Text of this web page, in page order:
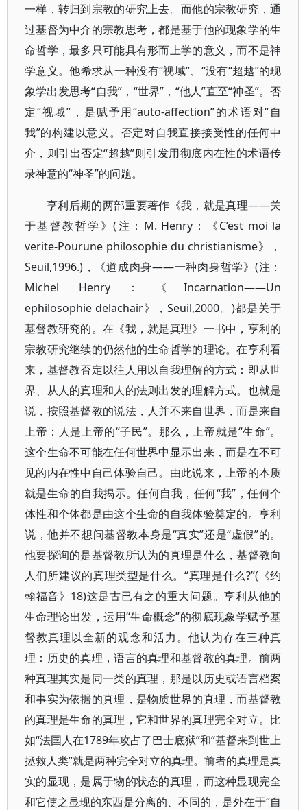
一样，转归到宗教的研究上去。而他的宗教研究，通
过基督为中介的宗教思考，都是基于他的现象学的生
命哲学，最多只可能具有形而上学的意义，而不是神
学意义。他希求从一种没有“视域”、“没有“超越”的现
象学出发思考“自我”，“世界”，“他人”直至“神圣”。否
定“视域”，是赋予用“auto-affection”的术语对“自
我”的构建以意义。否定对自我直接接受性的任何中
介，则引出否定“超越”则引发用彻底内在性的术语传
录神意的“神圣”的问题。
亨利后期的两部重要著作《我，就是真理——关
于基督教哲学》(注：M. Henry：《C’est moi la
verite-Pourune philosophie du christianisme》，
Seuil,1996.)，《道成肉身——一种肉身哲学》(注：
Michel Henry：《Incarnation——Un
ephilosophie delachair》，Seuil,2000。)都是关于
基督教研究的。在《我，就是真理》一书中，亨利的
宗教研究继续的仍然他的生命哲学的理论。在亨利看
来，基督教否定以往人用以自我理解的方式：即从世
界、从人的真理和人的法则出发的理解方式。也就是
说，按照基督教的说法，人并不来自世界，而是来自
上帝：人是上帝的“子民”。那么，上帝就是“生命”。
这个生命不可能在任何世界中显示出来，而是在不可
见的内在性中自己体验自己。由此说来，上帝的本质
就是生命的自我揭示。任何自我，任何“我”，任何个
体性和个体都是由这个生命的自我体验奠定的。亨利
说，他并不想问基督教本身是“真实”还是“虚假”的。
他要探询的是基督教所认为的真理是什么，基督教向
人们所建议的真理类型是什么。“真理是什么?”(《约
翰福音》18)这是古已有之的重大问题。亨利从他的
生命理论出发，运用“生命概念”的彻底现象学赋予基
督教真理以全新的观念和活力。他认为存在三种真
理：历史的真理，语言的真理和基督教的真理。前两
种真理其实是同一类的真理，那是以历史或语言档案
和事实为依据的真理，是物质世界的真理，而基督教
的真理是生命的真理，它和世界的真理完全对立。比
如“法国人在1789年攻占了巴士底狱”和“基督来到世上
拯救人类”就是两种完全对立的真理。前者的真理是真
实的显现，是属于物的状态的真理，而这种显现完全
和它使之显现的东西是分离的、不同的，是外在于“自